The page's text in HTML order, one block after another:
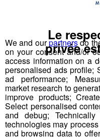
et jardinières lors
La distribution aura
9h à 15h aux ateliers
Tague, Saint-Gervais.
We and ourpartnersdo
on your consent and/or
access information on a
personalised ads profile;
ad performance;
market research to
improve products;
Select personalised
and debug;
technologies may
and browsing data to
Le
privée